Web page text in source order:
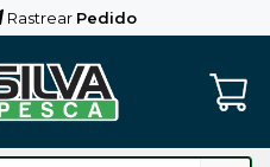
Rastrear Pedido